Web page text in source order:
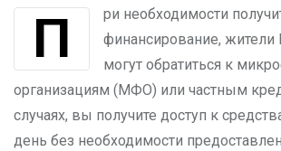
При необходимости получить срочное
финансирование, жители
могут обратиться к
организациям (МФО) или частным
случаях, вы получите доступ к
день без необходимости